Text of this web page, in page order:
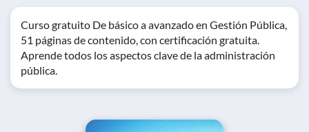
Curso gratuito De básico a avanzado en Gestión Pública,
51 páginas de contenido, con certificación gratuita.
Aprende todos los aspectos clave de la administración
pública.